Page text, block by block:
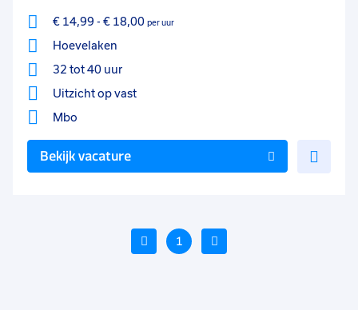
€ 14,99 - € 18,00 per uur
Hoevelaken
32 tot 40 uur
Uitzicht op vast
Mbo
Bekijk vacature
Vorige
1